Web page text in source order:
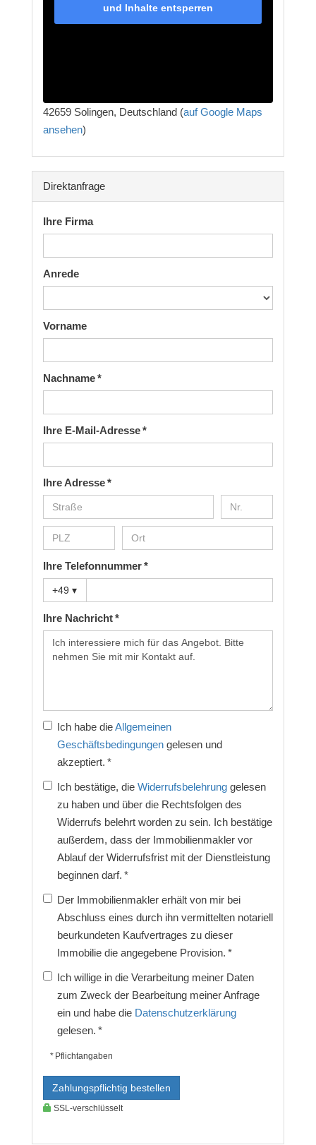
und Inhalte entsperren
42659 Solingen, Deutschland (auf Google Maps
ansehen)
Direktanfrage
Ihre Firma
Anrede
Vorname
Nachname *
Ihre E-Mail-Adresse *
Ihre Adresse *
Ihre Telefonnummer *
+49 ▾
Ihre Nachricht *
Ich habe dieAllgemeinen
Geschäftsbedingungengelesen und
akzeptiert. *
Ich bestätige, die Widerrufsbelehrunggelesen
zu haben und über die Rechtsfolgen des
Widerrufs belehrt worden zu sein. Ich bestätige
außerdem, dass der Immobilienmakler vor
Ablauf der Widerrufsfrist mit der Dienstleistung
beginnen darf. *
Der Immobilienmakler erhält von mir bei
Abschluss eines durch ihn vermittelten notariell
beurkundeten Kaufvertrages zu dieser
Immobilie die angegebene Provision. *
Ich willige in die Verarbeitung meiner Daten
zum Zweck der Bearbeitung meiner Anfrage
ein und habe die Datenschutzerklärung
gelesen. *
* Pflichtangaben
Zahlungspflichtig bestellen
SSL-verschlüsselt